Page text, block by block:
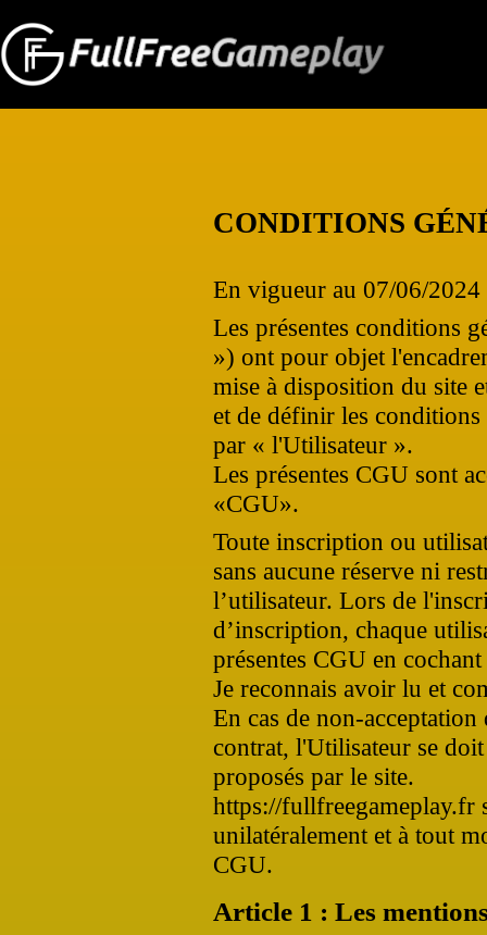
CONDITIONS
En vigueur au 07/06/2024
Les présentes conditions
») ont pour objet
mise à disposition du site
et de définir les conditions
par « l'Utilisateur ».
Les présentes CGU sont
«CGU».
Toute inscription ou
sans aucune réserve ni
l’utilisateur. Lors de
d’inscription, chaque
présentes CGU en
Je reconnais avoir lu et
En cas de non-
contrat, l'Utilisateur se
proposés par le site.
https://fullfreegameplay.fr
unilatéralement et à tout
CGU.
Article 1 : Les